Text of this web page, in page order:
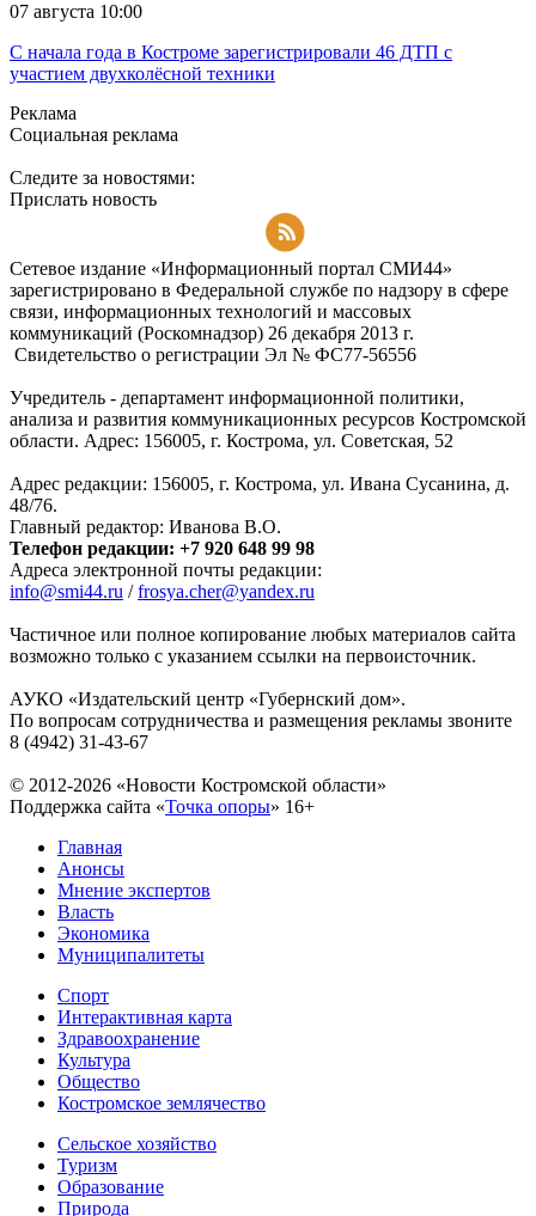
07 августа 10:00
С начала года в Костроме зарегистрировали 46 ДТП с
участием двухколёсной техники
Реклама
Социальная реклама
Следите за новостями:
Прислать новость
Сетевое издание «Информационный портал СМИ44»
зарегистрировано в Федеральной службе по надзору в сфере
связи, информационных технологий и массовых
коммуникаций (Роскомнадзор) 26 декабря 2013 г.
Свидетельство о регистрации Эл № ФC77-56556
Учредитель - департамент информационной политики,
анализа и развития коммуникационных ресурсов Костромской
области. Адрес: 156005, г. Кострома, ул. Советская, 52
Адрес редакции: 156005, г. Кострома, ул. Ивана Сусанина, д.
48/76.
Главный редактор: Иванова В.О.
Телефон редакции: +7 920 648 99 98
Адреса электронной почты редакции:
info@smi44.ru /frosya.cher@yandex.ru
Частичное или полное копирование любых материалов сайта
возможно только с указанием ссылки на первоисточник.
АУКО «Издательский центр «Губернский дом».
По вопросам сотрудничества и размещения рекламы звоните
8 (4942) 31-43-67
© 2012-2026 «Новости Костромской области»
Поддержка сайта «Точка опоры» 16+
Главная
Анонсы
Мнение экспертов
Власть
Экономика
Муниципалитеты
Спорт
Интерактивная карта
Здравоохранение
Культура
Общество
Костромское землячество
Сельское хозяйство
Туризм
Образование
Природа